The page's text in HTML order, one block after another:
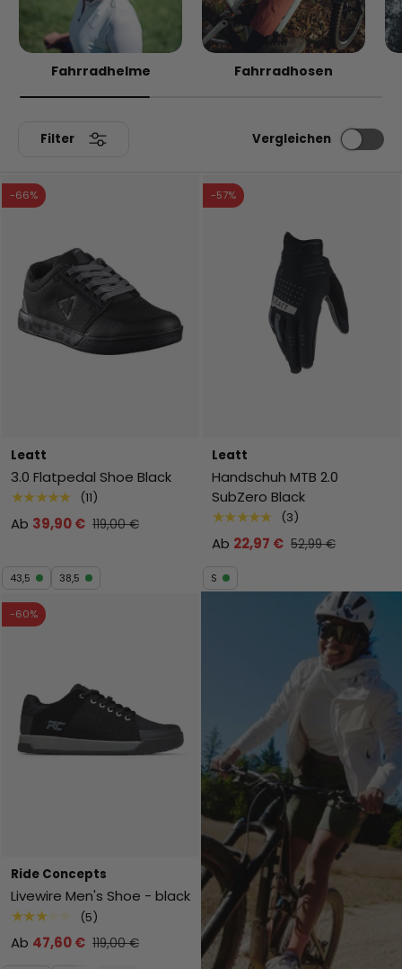
Fahrradhelme Fahrradhosen
Filter Vergleichen
-66%
Leatt
3.0 Flatpedal Shoe Black
★★★★★ (11)
Ab 39,90 € 119,00 €
43,5 38,5
-57%
Leatt
Handschuh MTB 2.0
SubZero Black
★★★★★ (3)
Ab 22,97 € 52,99 €
S
-60%
Ride Concepts
Livewire Men's Shoe - black
★★★★★ (5)
Ab 47,60 € 119,00 €